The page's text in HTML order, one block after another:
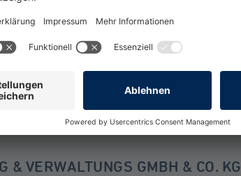
& VERWALTUNGS GMBH & CO. KG